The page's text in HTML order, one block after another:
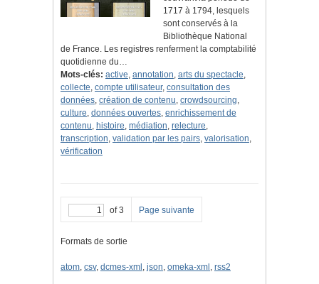
1717 à 1794, lesquels
sont conservés à la
Bibliothèque National
de France. Les registres renferment la comptabilité
quotidienne du…
Mots-clés: active, annotation, arts du spectacle,
collecte, compte utilisateur, consultation des
données, création de contenu, crowdsourcing,
culture, données ouvertes, enrichissement de
contenu, histoire, médiation, relecture,
transcription, validation par les pairs, valorisation,
vérification
of 3 Page suivante
Formats de sortie
atom, csv, dcmes-xml , json, omeka-xml , rss2